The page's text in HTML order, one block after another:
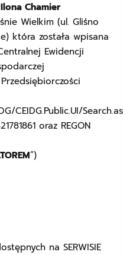
Chamier
Wielkim (ul. Gliśno
która została wpisana
Ewidencji
CEIDG.Public.UI/
oraz REGON
”)
na SERWISIE